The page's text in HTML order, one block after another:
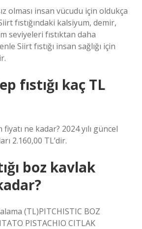
olması insan vücudu için oldukça
fıstığındaki kalsiyum, demir,
seviyeleri fıstıktan daha
Siirt fıstığı insan sağlığı için
fıstığı kaç TL
ne kadar? 2024 yılı güncel
2.160,00 TL’dir.
boz kavlak
(TL)PITCHISTIC BOZ
PISTACHIO CITLAK